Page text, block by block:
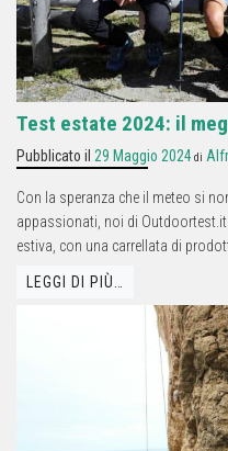
Test estate 2024: il
Pubblicato il 29 Maggio 2024 di
Con la speranza che il meteo si
appassionati, noi di
estiva, con una carrellata di
LEGGI DI PIÙ…